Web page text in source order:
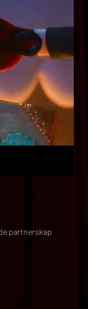
partnerskap